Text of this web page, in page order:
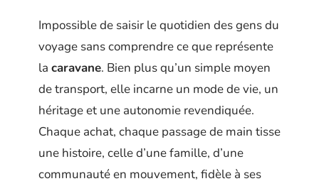
Impossible de saisir le quotidien des gens du
voyage sans comprendre ce que représente
la caravane. Bien plus qu’un simple moyen
de transport, elle incarne un mode de vie, un
héritage et une autonomie revendiquée.
Chaque achat, chaque passage de main tisse
une histoire, celle d’une famille, d’une
communauté en mouvement, fidèle à ses